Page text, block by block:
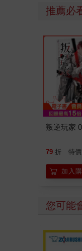
推薦必
叛逆玩家
79 折 特價
加入
您可能